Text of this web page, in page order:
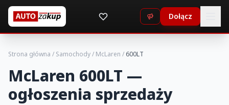
Dołącz
Strona główna / Samochody/ McLaren / 600LT
McLaren 600LT —
ogłoszenia sprzedaży